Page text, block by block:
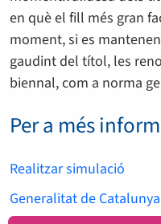
en què el fill més gran
moment, si es
gaudint del títol, les
biennal, com a norma
Per a més
Realitzar simulació
Generalitat de Catalunya